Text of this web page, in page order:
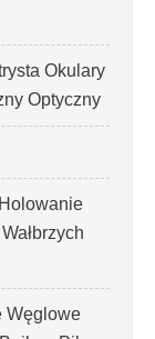
Okulary
Optyczny
Węglowe